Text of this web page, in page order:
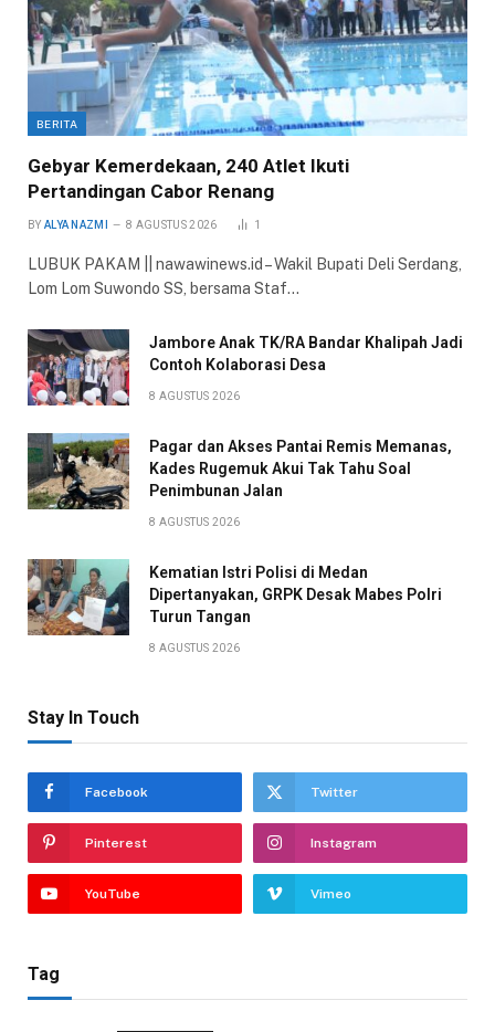
BERITA
Gebyar Kemerdekaan, 240 Atlet Ikuti
Pertandingan Cabor Renang
BY ALYA NAZMI 8 AGUSTUS 2026 1
LUBUK PAKAM || nawawinews.id – Wakil Bupati Deli Serdang,
Lom Lom Suwondo SS, bersama Staf…
Jambore Anak TK/RA Bandar Khalipah Jadi
Contoh Kolaborasi Desa
8 AGUSTUS 2026
Pagar dan Akses Pantai Remis Memanas,
Kades Rugemuk Akui Tak Tahu Soal
Penimbunan Jalan
8 AGUSTUS 2026
Kematian Istri Polisi di Medan
Dipertanyakan, GRPK Desak Mabes Polri
Turun Tangan
8 AGUSTUS 2026
Stay In Touch
Facebook Twitter
Pinterest Instagram
YouTube Vimeo
Tag